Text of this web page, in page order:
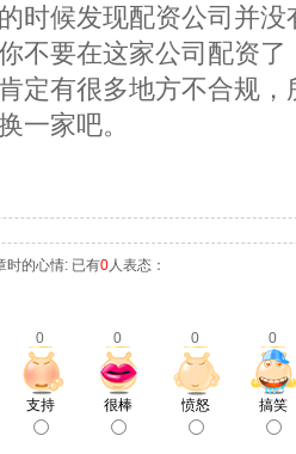
候发现配资公司并没
不要在这家公司配资
定有很多地方不合规
一家吧。
时的心情: 已有0人表态：
0 0 0 0
支持 很棒 愤怒 搞笑